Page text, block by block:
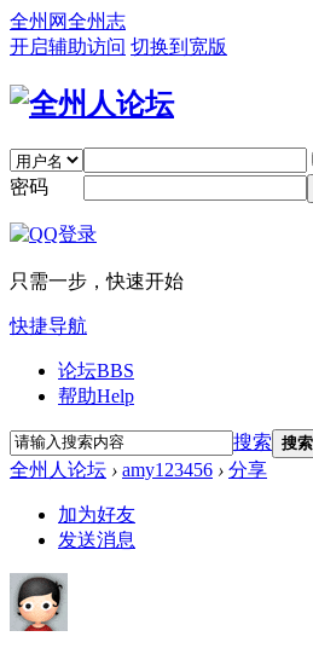
全州网全州志
开启辅助访问 切换到宽版
密码
只需一步，快速开始
快捷导航
论坛BBS
帮助Help
搜索 搜索
全州人论坛 › amy123456 › 分享
加为好友
发送消息